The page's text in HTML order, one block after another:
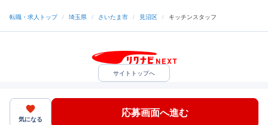
転職・求人トップ / 埼玉県 / さいたま市 / 見沼区 / キッチンスタッフ
気になる
応募画面へ進む
サイトトップへ
中途採用をご検討の企業様
ヘルプ・お問い合わせ
（C）Indeed Inc.